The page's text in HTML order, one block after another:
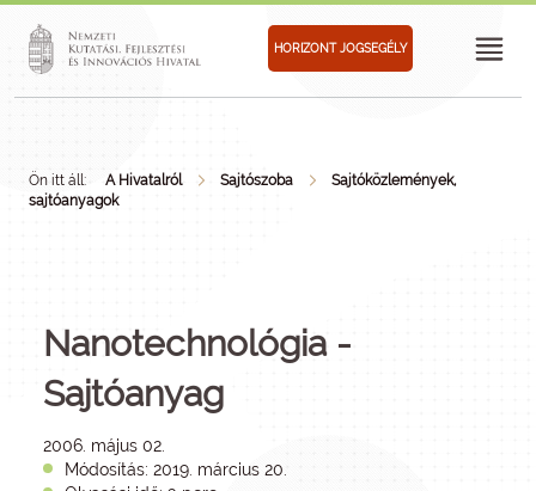
HORIZONT JOGSEGÉLY
Ön itt áll: A Hivatalról Sajtószoba
Sajtóközlemények,
sajtóanyagok
Nanotechnológia -
Sajtóanyag
2006. május 02.
Módosítás: 2019. március 20.